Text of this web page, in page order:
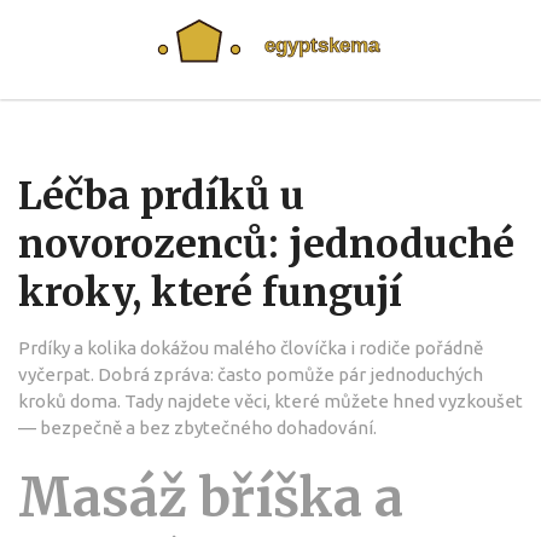
Léčba prdíků u
novorozenců: jednoduché
kroky, které fungují
Prdíky a kolika dokážou malého človíčka i rodiče pořádně
vyčerpat. Dobrá zpráva: často pomůže pár jednoduchých
kroků doma. Tady najdete věci, které můžete hned vyzkoušet
— bezpečně a bez zbytečného dohadování.
Masáž bříška a